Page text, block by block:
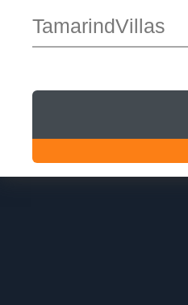
TamarindVillas